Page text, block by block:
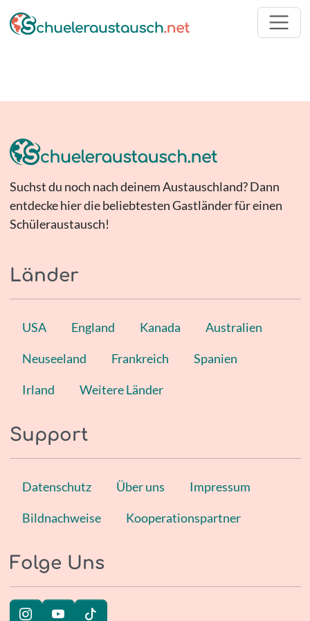
Suchst du noch nach deinem Austauschland? Dann
entdecke hier die beliebtesten Gastländer für einen
Schüleraustausch!
Länder
USA England Kanada Australien
Neuseeland Frankreich Spanien
Irland Weitere Länder
Support
Datenschutz Über uns Impressum
Bildnachweise Kooperationspartner
Folge Uns